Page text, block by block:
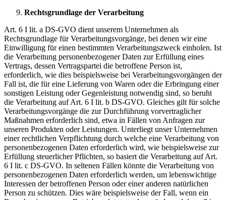
Rechtsgrundlage der Verarbeitung
Art. 6 I lit. a DS-GVO dient unserem Unternehmen als
Rechtsgrundlage für Verarbeitungsvorgänge, bei denen wir eine
Einwilligung für einen bestimmten Verarbeitungszweck einholen. Ist
die Verarbeitung personenbezogener Daten zur Erfüllung eines
Vertrags, dessen Vertragspartei die betroffene Person ist,
erforderlich, wie dies beispielsweise bei Verarbeitungsvorgängen der
Fall ist, die für eine Lieferung von Waren oder die Erbringung einer
sonstigen Leistung oder Gegenleistung notwendig sind, so beruht
die Verarbeitung auf Art. 6 I lit. b DS-GVO. Gleiches gilt für solche
Verarbeitungsvorgänge die zur Durchführung vorvertraglicher
Maßnahmen erforderlich sind, etwa in Fällen von Anfragen zur
unseren Produkten oder Leistungen. Unterliegt unser Unternehmen
einer rechtlichen Verpflichtung durch welche eine Verarbeitung von
personenbezogenen Daten erforderlich wird, wie beispielsweise zur
Erfüllung steuerlicher Pflichten, so basiert die Verarbeitung auf Art.
6 I lit. c DS-GVO. In seltenen Fällen könnte die Verarbeitung von
personenbezogenen Daten erforderlich werden, um lebenswichtige
Interessen der betroffenen Person oder einer anderen natürlichen
Person zu schützen. Dies wäre beispielsweise der Fall, wenn ein